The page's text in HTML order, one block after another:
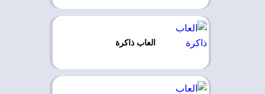
العاب ذاكرة